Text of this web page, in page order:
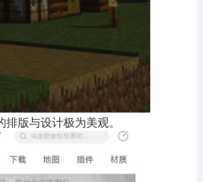
版与设计极为美观。